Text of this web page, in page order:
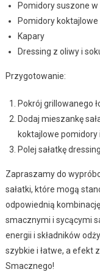
Pomidory suszone w
Pomidory koktajlowe
Kapary
Dressing z oliwy i
Przygotowanie:
Pokrój grillowanego
Dodaj mieszankę
koktajlowe pomidory
Polej sałatkę
Zapraszamy do
sałatki, które mogą
odpowiednią
smacznymi i sycącymi
energii i składników
szybkie i łatwe, a efekt
Smacznego!